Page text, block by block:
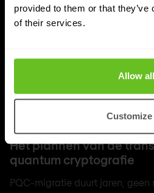
provided to them or that
of their services.
Allow all
Customize
Het plannen van de
quantum cryptografie
PQC-migratie duurt jaren, geen